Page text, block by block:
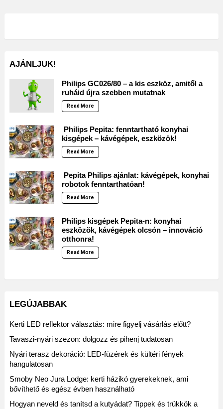
AJÁNLJUK!
Philips GC026/80 – a kis eszköz, amitől a
ruháid újra szebben mutatnak
Read More
Philips Pepita: fenntartható konyhai
kisgépek – kávégépek, eszközök!
Read More
Pepita Philips ajánlat: kávégépek, konyhai
robotok fenntarthatóan!
Read More
Philips kisgépek Pepita-n: konyhai
eszközök, kávégépek olcsón – innováció
otthonra!
Read More
LEGÚJABBAK
Kerti LED reflektor választás: mire figyelj vásárlás előtt?
Tavaszi-nyári szezon: dolgozz és pihenj tudatosan
Nyári terasz dekoráció: LED-füzérek és kültéri fények
hangulatosan
Smoby Neo Jura Lodge: kerti házikó gyerekeknek, ami
bővíthető és egész évben használható
Hogyan neveld és tanítsd a kutyádat? Tippek és trükkök a